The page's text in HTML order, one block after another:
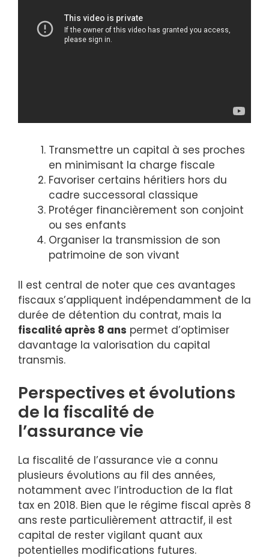
Transmettre un capital à ses proches
en minimisant la charge fiscale
Favoriser certains héritiers hors du
cadre successoral classique
Protéger financièrement son conjoint
ou ses enfants
Organiser la transmission de son
patrimoine de son vivant
Il est central de noter que ces avantages
fiscaux s’appliquent indépendamment de la
durée de détention du contrat, mais la
fiscalité après 8 ans permet d’optimiser
davantage la valorisation du capital
transmis.
Perspectives et évolutions
de la fiscalité de
l’assurance vie
La fiscalité de l’assurance vie a connu
plusieurs évolutions au fil des années,
notamment avec l’introduction de la flat
tax en 2018. Bien que le régime fiscal après 8
ans reste particulièrement attractif, il est
capital de rester vigilant quant aux
potentielles modifications futures.